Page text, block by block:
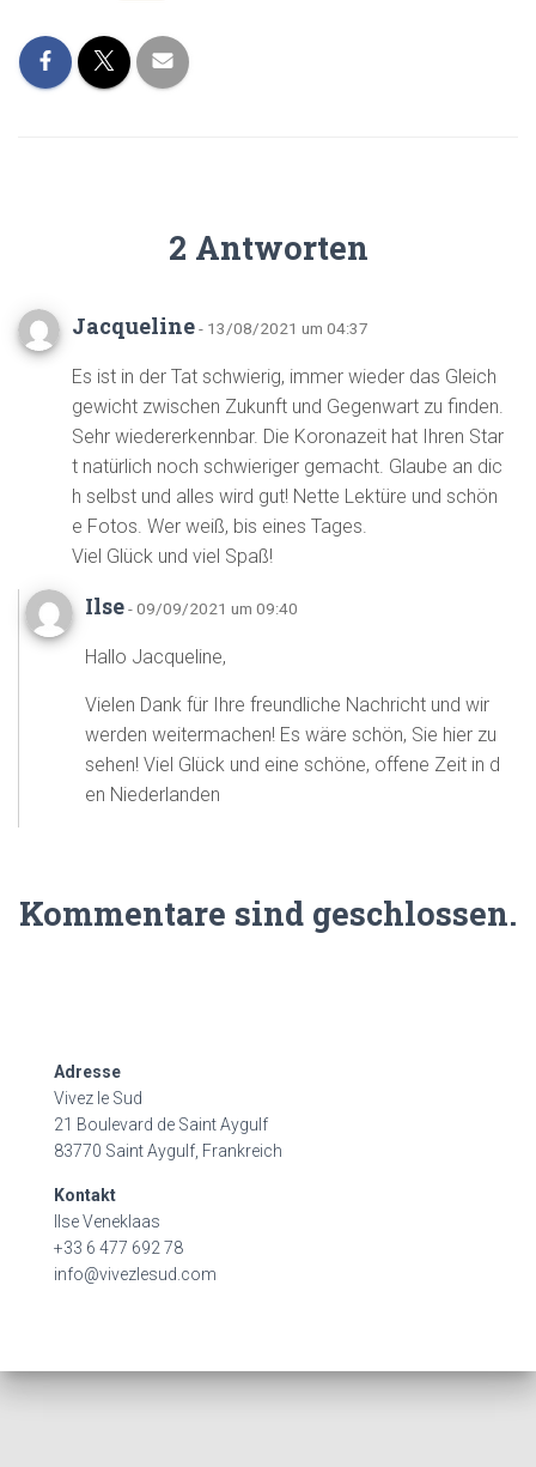
2 Antworten
Jacqueline- 13/08/2021 um 04:37
Es ist in der Tat schwierig, immer wieder das Gleich
gewicht zwischen Zukunft und Gegenwart zu finden.
Sehr wiedererkennbar. Die Koronazeit hat Ihren Star
t natürlich noch schwieriger gemacht. Glaube an dic
h selbst und alles wird gut! Nette Lektüre und schön
e Fotos. Wer weiß, bis eines Tages.
Viel Glück und viel Spaß!
Ilse- 09/09/2021 um 09:40
Hallo Jacqueline,
Vielen Dank für Ihre freundliche Nachricht und wir
werden weitermachen! Es wäre schön, Sie hier zu
sehen! Viel Glück und eine schöne, offene Zeit in d
en Niederlanden
Kommentare sind geschlossen.
Adresse
Vivez le Sud
21 Boulevard de Saint Aygulf
83770 Saint Aygulf, Frankreich
Kontakt
Ilse Veneklaas
+33 6 477 692 78
info@vivezlesud.com